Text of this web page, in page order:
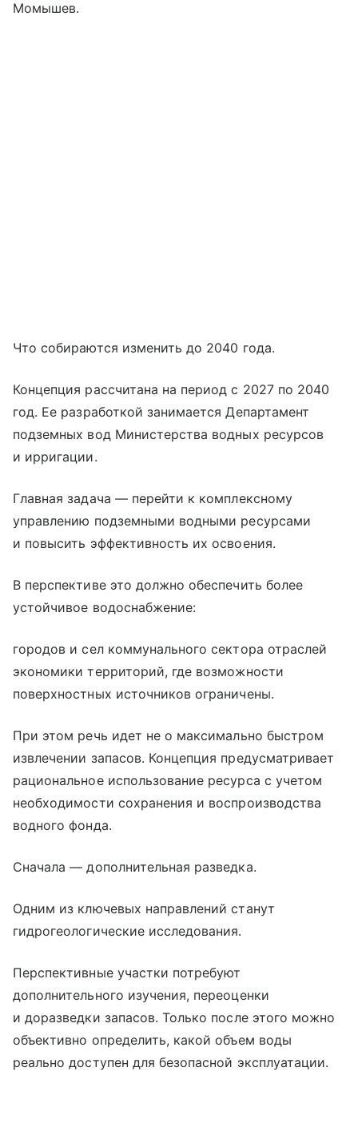
Момышев.
Что собираются изменить до 2040 года.
Концепция рассчитана на период с 2027 по 2040
год. Ее разработкой занимается Департамент
подземных вод Министерства водных ресурсов
и ирригации.
Главная задача — перейти к комплексному
управлению подземными водными ресурсами
и повысить эффективность их освоения.
В перспективе это должно обеспечить более
устойчивое водоснабжение:
городов и сел коммунального сектора отраслей
экономики территорий, где возможности
поверхностных источников ограничены.
При этом речь идет не о максимально быстром
извлечении запасов. Концепция предусматривает
рациональное использование ресурса с учетом
необходимости сохранения и воспроизводства
водного фонда.
Сначала — дополнительная разведка.
Одним из ключевых направлений станут
гидрогеологические исследования.
Перспективные участки потребуют
дополнительного изучения, переоценки
и доразведки запасов. Только после этого можно
объективно определить, какой объем воды
реально доступен для безопасной эксплуатации.